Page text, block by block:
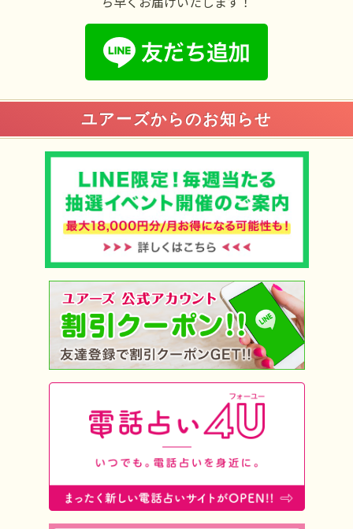
ユアーズからのお知らせ